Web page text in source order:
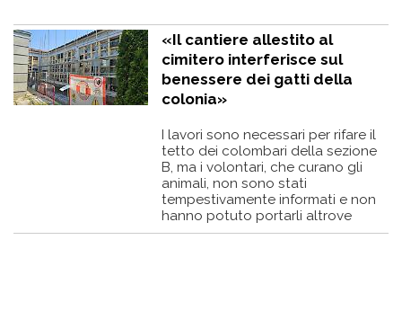
«Il cantiere allestito al
cimitero interferisce sul
benessere dei gatti della
colonia»
I lavori sono necessari per rifare il
tetto dei colombari della sezione
B, ma i volontari, che curano gli
animali, non sono stati
tempestivamente informati e non
hanno potuto portarli altrove